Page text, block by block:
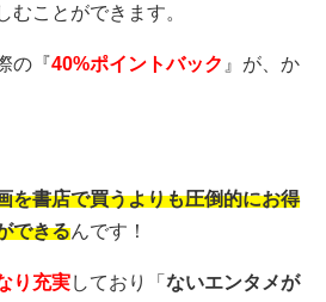
むことができます。
の『40%ポイントバック 』が、か
を書店で買うよりも圧倒的にお得
できるんです！
り充実しており「ないエンタメが